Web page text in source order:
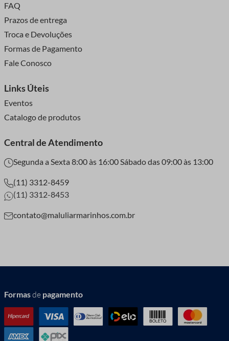
FAQ
Prazos de entrega
Troca e Devoluções
Formas de Pagamento
Fale Conosco
Links Úteis
Eventos
Catalogo de produtos
Central de Atendimento
Segunda a Sexta 8:00 às 16:00 Sábado das 09:00 às 13:00
(11) 3312-8459
(11) 3312-8453
contato@maluliarmarinhos.com.br
Formasde pagamento